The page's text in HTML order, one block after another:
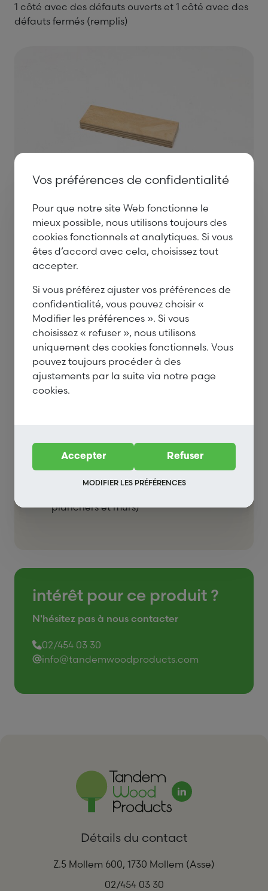
1 côté avec des défauts ouverts et 1 côté avec des
défauts fermés (remplis)
Documenten
ElliottiENG.pdf
Elliotis BG/FD Elliotis C+/C
Section et épaisseurs disponibles
Applications
Emballage
planchers et murs)
intérêt pour ce produit ?
N'hésitez pas à nous contacter
02/454 03 30
info@tandemwoodproducts.com
Détails du contact
Z.5 Mollem 600, 1730 Mollem (Asse)
02/454 03 30
Vos préférences de confidentialité
Pour que notre site Web fonctionne le
mieux possible, nous utilisons toujours des
cookies fonctionnels et analytiques. Si vous
êtes d’accord avec cela, choisissez tout
accepter.
Si vous préférez ajuster vos préférences de
confidentialité, vous pouvez choisir «
Modifier les préférences ». Si vous
choisissez « refuser », nous utilisons
uniquement des cookies fonctionnels. Vous
pouvez toujours procéder à des
ajustements par la suite via notre page
cookies.
Accepter Refuser
MODIFIER LES PRÉFÉRENCES